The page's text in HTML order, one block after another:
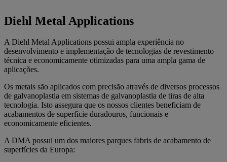
Diehl Metal Applications
A Diehl Metal Applications possui ampla experiência no
desenvolvimento e implementação de tecnologias de revestimento
técnica e economicamente otimizadas para uma ampla gama de
aplicações.
Os metais são aplicados com precisão através de diversos processos
de galvanoplastia em sistemas de galvanoplastia de tiras de alta
tecnologia. Isto assegura que os nossos clientes beneficiam de
acabamentos de superfície duradouros, funcionais e
economicamente eficientes.
A DMA possui um dos maiores parques fabris de acabamento de
superfícies da Europa: